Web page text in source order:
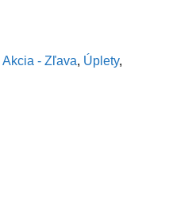
Akcia - Zľava, Úplety,